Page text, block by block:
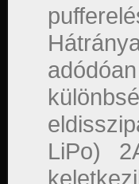
LiPo)